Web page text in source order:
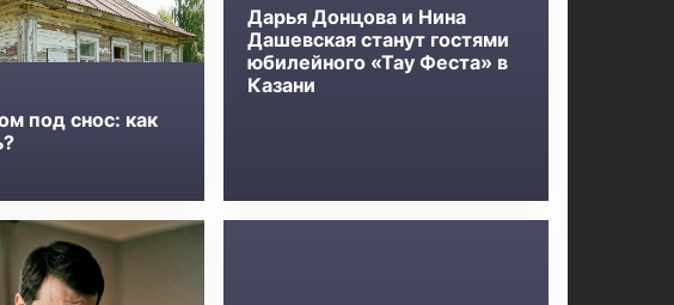
под снос: как
Дарья Донцова и Нина
Дашевская станут гостями
юбилейного «Тау Феста» в
Казани